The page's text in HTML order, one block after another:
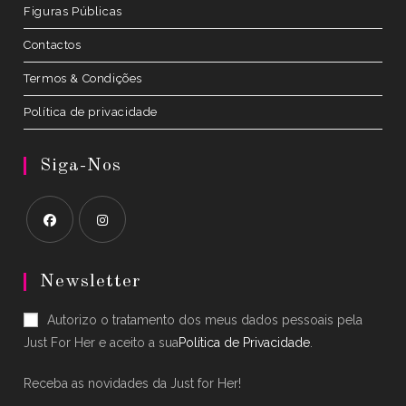
Figuras Públicas
Contactos
Termos & Condições
Política de privacidade
Siga-Nos
in
new
tab
in
new
tab
Newsletter
Autorizo o tratamento dos meus dados pessoais pela
Just For Her e aceito a suaPolítica de Privacidade.
Receba as novidades da Just for Her!